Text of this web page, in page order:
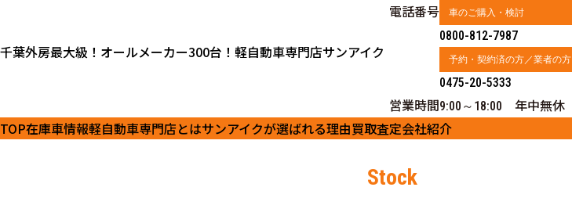
千葉外房最大級！オールメーカー300台！軽自動車専門店サンアイク
電話番号 車のご購入・検討
0800-812-7987
予約・契約済の方／業者の方
0475-20-5333
営業時間9:00～18:00 年中無休
TOP在庫車情報軽自動車専門店とはサンアイクが選ばれる理由買取査定会社紹介
Stock